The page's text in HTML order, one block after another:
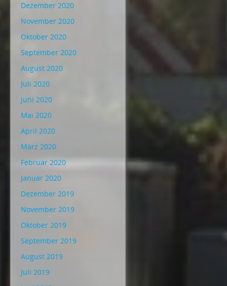
Dezember 2020
November 2020
Oktober 2020
September 2020
August 2020
Juli 2020
Juni 2020
Mai 2020
April 2020
März 2020
Februar 2020
Januar 2020
Dezember 2019
November 2019
Oktober 2019
September 2019
August 2019
Juli 2019